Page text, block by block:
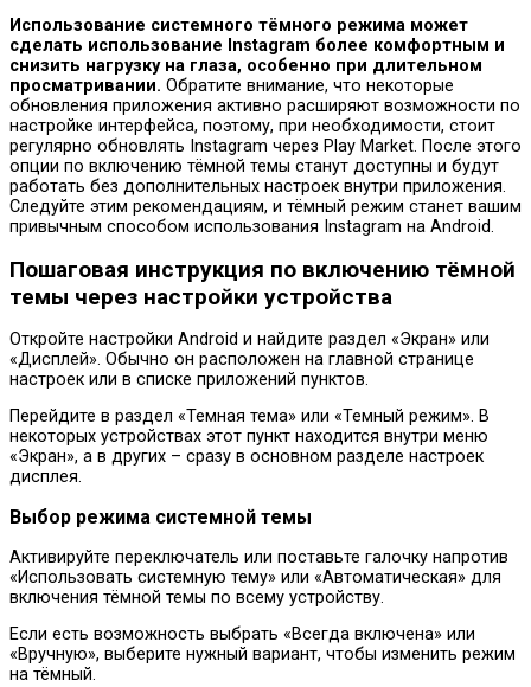
Использование системного тёмного режима может
сделать использование Instagram более комфортным и
снизить нагрузку на глаза, особенно при длительном
просматривании. Обратите внимание, что некоторые
обновления приложения активно расширяют возможности по
настройке интерфейса, поэтому, при необходимости, стоит
регулярно обновлять Instagram через Play Market. После этого
опции по включению тёмной темы станут доступны и будут
работать без дополнительных настроек внутри приложения.
Следуйте этим рекомендациям, и тёмный режим станет вашим
привычным способом использования Instagram на Android.
Пошаговая инструкция по включению тёмной
темы через настройки устройства
Откройте настройки Android и найдите раздел «Экран» или
«Дисплей». Обычно он расположен на главной странице
настроек или в списке приложений пунктов.
Перейдите в раздел «Темная тема» или «Темный режим». В
некоторых устройствах этот пункт находится внутри меню
«Экран», а в других – сразу в основном разделе настроек
дисплея.
Выбор режима системной темы
Активируйте переключатель или поставьте галочку напротив
«Использовать системную тему» или «Автоматическая» для
включения тёмной темы по всему устройству.
Если есть возможность выбрать «Всегда включена» или
«Вручную», выберите нужный вариант, чтобы изменить режим
на тёмный.